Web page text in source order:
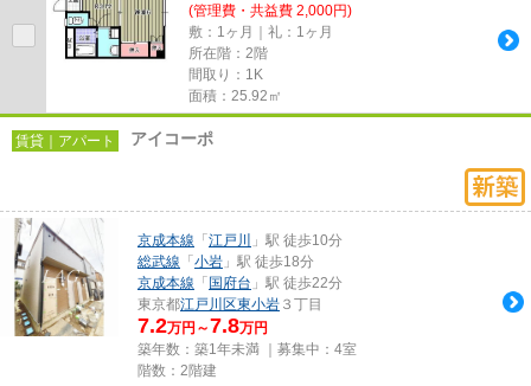
(管理費・共益費 2,000円)
敷：1ヶ月｜礼：1ヶ月
所在階：2階
間取り：1K
面積：25.92㎡
賃貸｜アパート アイコーポ
京成本線 「 江戸川
」駅 徒歩10分
総武線 「 小岩 」駅 徒歩18分
京成本線 「 国府台 」駅 徒歩22分
東京都江戸川区東小岩 ３丁目
7.2万円～7.8万円
築年数：築1年未満 ｜募集中： 4室
階数：2階建